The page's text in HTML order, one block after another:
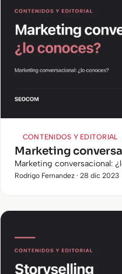
CONTENIDOS Y EDITORIAL
Marketing
Marketing conversacional:
Rodrigo Fernandez · 28 dic 2023